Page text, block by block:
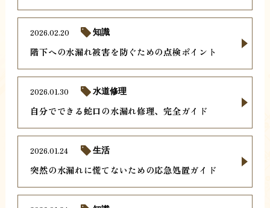
階下への水漏れ被害を防ぐための点検ポイント
2026.02.20 知識
自分でできる蛇口の水漏れ修理、完全ガイド
2026.01.30 水道修理
突然の水漏れに慌てないための応急処置ガイド
2026.01.24 生活